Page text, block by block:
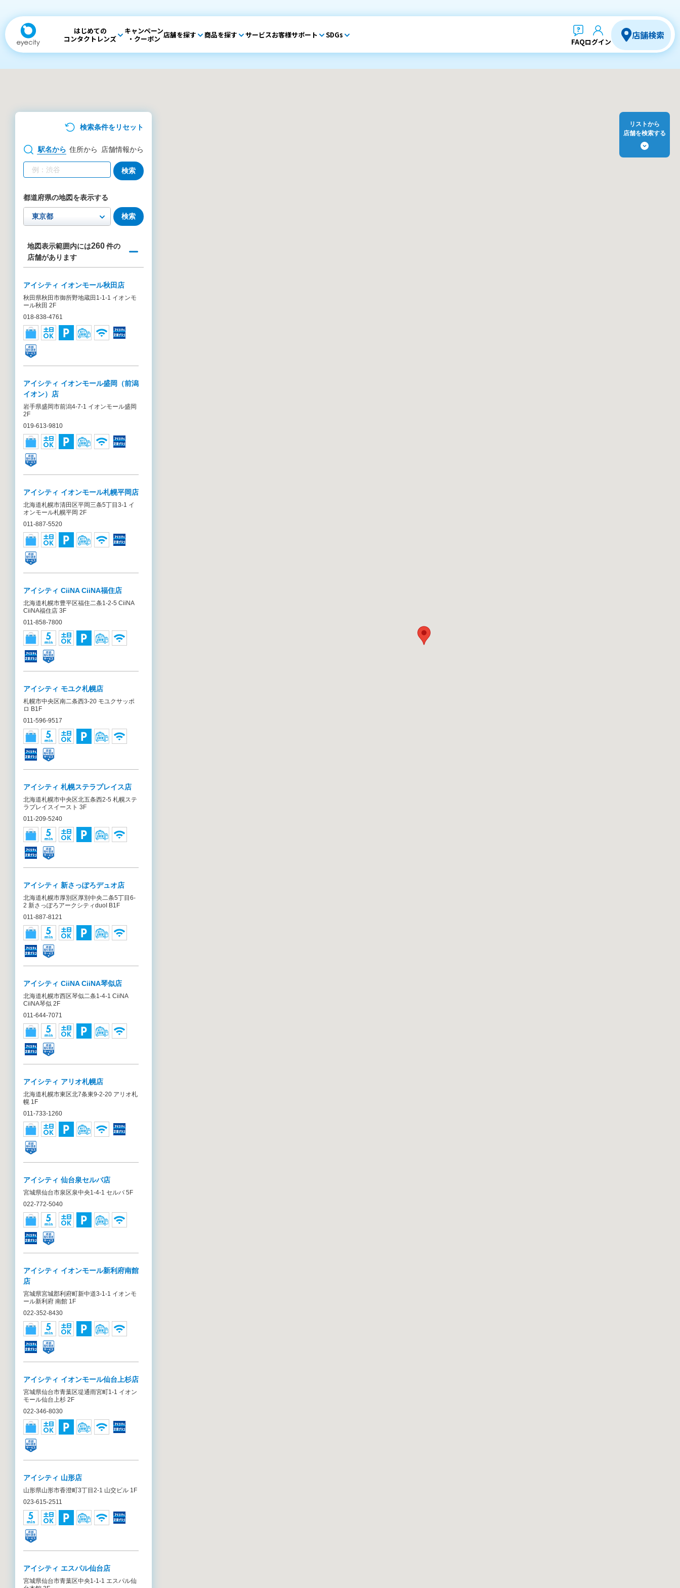
はじめての
コンタクトレンズ
キャンペーン
・クーポン 店舗を探す 商品を探す サービスお客様サポート SDGs
FAQログイン
店舗検索
検索条件をリセット
駅名から 住所から 店舗情報から
検索
都道府県の地図を表示する
検索
地図表示範囲内には260件の
店舗があります
アイシティ イオンモール秋田店
秋田県秋田市御所野地蔵田1-1-1 イオンモ
ール秋田 2F
018-838-4761
アイシティ イオンモール盛岡（前潟
イオン）店
岩手県盛岡市前潟4-7-1 イオンモール盛岡
2F
019-613-9810
アイシティ イオンモール札幌平岡店
北海道札幌市清田区平岡三条5丁目3-1 イ
オンモール札幌平岡 2F
011-887-5520
アイシティ CiiNA CiiNA福住店
北海道札幌市豊平区福住二条1-2-5 CiiNA
CiiNA福住店 3F
011-858-7800
アイシティ モユク札幌店
札幌市中央区南二条西3-20 モユクサッポ
ロ B1F
011-596-9517
アイシティ 札幌ステラプレイス店
北海道札幌市中央区北五条西2-5 札幌ステ
ラプレイスイースト 3F
011-209-5240
アイシティ 新さっぽろデュオ店
北海道札幌市厚別区厚別中央二条5丁目6-
2 新さっぽろアークシティduoI B1F
011-887-8121
アイシティ CiiNA CiiNA琴似店
北海道札幌市西区琴似二条1-4-1 CiiNA
CiiNA琴似 2F
011-644-7071
アイシティ アリオ札幌店
北海道札幌市東区北7条東9-2-20 アリオ札
幌 1F
011-733-1260
アイシティ 仙台泉セルバ店
宮城県仙台市泉区泉中央1-4-1 セルバ 5F
022-772-5040
アイシティ イオンモール新利府南館
店
宮城県宮城郡利府町新中道3-1-1 イオンモ
ール新利府 南館 1F
022-352-8430
アイシティ イオンモール仙台上杉店
宮城県仙台市青葉区堤通雨宮町1-1 イオン
モール仙台上杉 2F
022-346-8030
アイシティ 山形店
山形県山形市香澄町3丁目2-1 山交ビル 1F
023-615-2511
アイシティ エスパル仙台店
宮城県仙台市青葉区中央1-1-1 エスパル仙
リストから
店舗を検索する